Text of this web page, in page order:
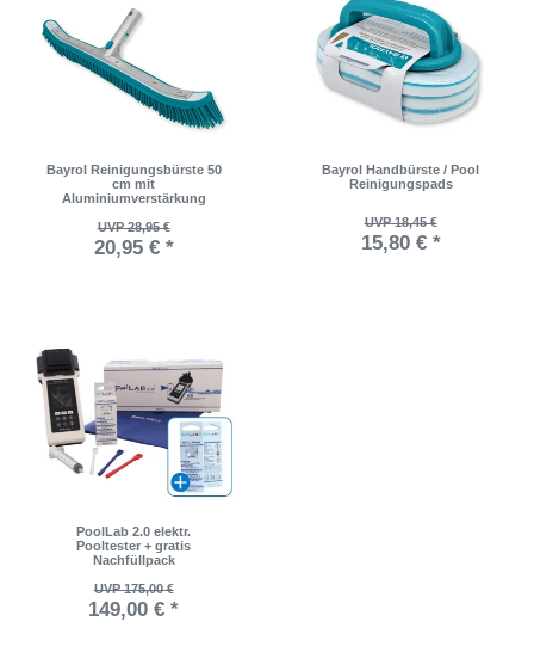
Bayrol Reinigungsbürste 50
cm mit
Aluminiumverstärkung
UVP 28,95 €
20,95 € *
Bayrol Handbürste / Pool
Reinigungspads
UVP 18,45 €
15,80 € *
PoolLab 2.0 elektr.
Pooltester + gratis
Nachfüllpack
UVP 175,00 €
149,00 € *